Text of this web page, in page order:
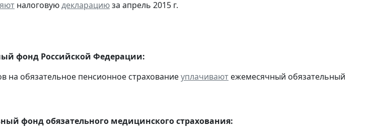
налоговуюдекларациюза апрель 2015 г.
фонд Российской Федерации:
на обязательное пенсионное страхованиеуплачивают ежемесячный обязательный
фонд обязательного медицинского страхования: